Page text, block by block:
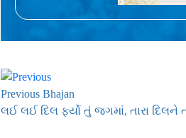
Previous Bhajan
લઈ લઈ દિલ ફર્યો તું જગમાં, તારા